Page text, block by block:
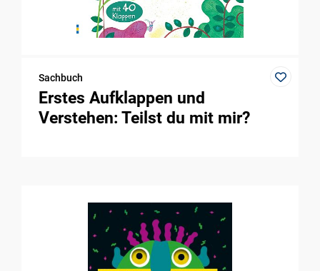
Sachbuch
Erstes Aufklappen und
Verstehen: Teilst du mit mir?